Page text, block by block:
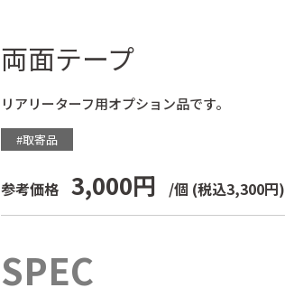
両面テープ
リアリーターフ用オプション品です。
#取寄品
参考価格 3,000円 /個 (税込3,300円)
SPEC